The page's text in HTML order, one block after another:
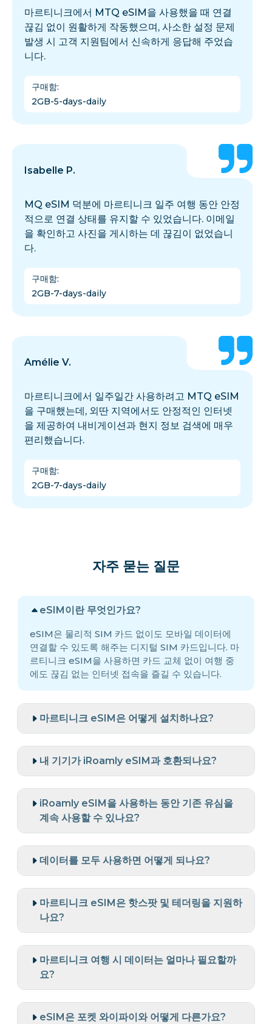
마르티니크에서 MTQ eSIM을 사용했을 때 연결
끊김 없이 원활하게 작동했으며, 사소한 설정 문제
발생 시 고객 지원팀에서 신속하게 응답해 주었습
니다.
구매함:
2GB-5-days-daily
Isabelle P.
MQ eSIM 덕분에 마르티니크 일주 여행 동안 안정
적으로 연결 상태를 유지할 수 있었습니다. 이메일
을 확인하고 사진을 게시하는 데 끊김이 없었습니
다.
구매함:
2GB-7-days-daily
Amélie V.
마르티니크에서 일주일간 사용하려고 MTQ eSIM
을 구매했는데, 외딴 지역에서도 안정적인 인터넷
을 제공하여 내비게이션과 현지 정보 검색에 매우
편리했습니다.
구매함:
2GB-7-days-daily
자주 묻는 질문
eSIM이란 무엇인가요?
eSIM은 물리적 SIM 카드 없이도 모바일 데이터에
연결할 수 있도록 해주는 디지털 SIM 카드입니다. 마
르티니크 eSIM을 사용하면 카드 교체 없이 여행 중
에도 끊김 없는 인터넷 접속을 즐길 수 있습니다.
마르티니크 eSIM은 어떻게 설치하나요?
내 기기가 iRoamly eSIM과 호환되나요?
iRoamly eSIM을 사용하는 동안 기존 유심을
계속 사용할 수 있나요?
데이터를 모두 사용하면 어떻게 되나요?
마르티니크 eSIM은 핫스팟 및 테더링을 지원하
나요?
마르티니크 여행 시 데이터는 얼마나 필요할까
요?
eSIM은 포켓 와이파이와 어떻게 다른가요?